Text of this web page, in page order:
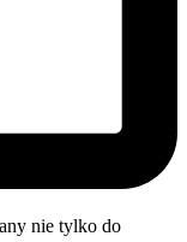
nie tylko do